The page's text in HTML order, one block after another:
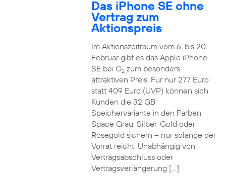
Das iPhone SE ohne
Vertrag zum
Aktionspreis
Im Aktionszeitraum vom 6. bis 20.
Februar gibt es das Apple iPhone
SE bei O2zum besonders
attraktiven Preis. Für nur 277 Euro
statt 409 Euro (UVP) können sich
Kunden die 32 GB
Speichervariante in den Farben
Space Grau, Silber, Gold oder
Rosegold sichern – nur solange der
Vorrat reicht. Unabhängig von
Vertragsabschluss oder
Vertragsverlängerung […]